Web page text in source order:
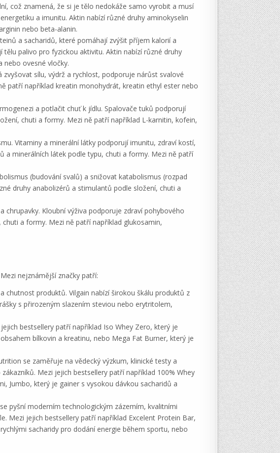
což znamená, že si je tělo nedokáže samo vyrobit a musí
a imunitu. Aktin nabízí různé druhy aminokyselin
nebo beta-alanin.
a sacharidů, které pomáhají zvýšit příjem kalorií a
palivo pro fyzickou aktivitu. Aktin nabízí různé druhy
nebo ovesné vločky.
sílu, výdrž a rychlost, podporuje nárůst svalové
patří například kreatin monohydrát, kreatin ethyl ester nebo
a potlačit chuť k jídlu. Spalovače tuků podporují
chuti a formy. Mezi ně patří například L-karnitin, kofein,
Vitaminy a minerální látky podporují imunitu, zdraví kostí,
a minerálních látek podle typu, chuti a formy. Mezi ně patří
(budování svalů) a snižovat katabolismus (rozpad
druhy anabolizérů a stimulantů podle složení, chuti a
chrupavky. Kloubní výživa podporuje zdraví pohybového
a formy. Mezi ně patří například glukosamin,
nejznámější značky patří:
chutnost produktů. Vilgain nabízí širokou škálu produktů z
s přirozeným slazením steviou nebo erytritolem,
bestsellery patří například Iso Whey Zero, který je
bílkovin a kreatinu, nebo Mega Fat Burner, který je
se zaměřuje na vědecký výzkum, klinické testy a
Mezi jejich bestsellery patří například 100% Whey
Jumbo, který je gainer s vysokou dávkou sacharidů a
pyšní moderním technologickým zázemím, kvalitními
Mezi jejich bestsellery patří například Excelent Protein Bar,
sacharidy pro dodání energie během sportu, nebo